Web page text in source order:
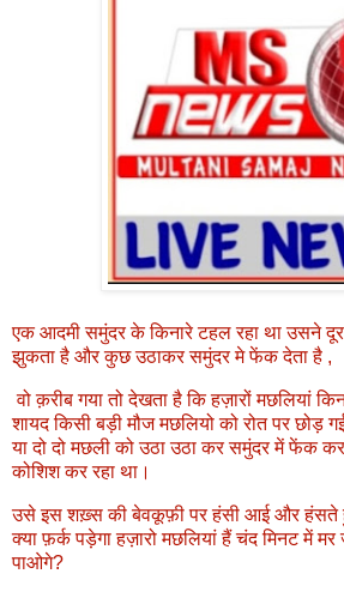
एक आदमी समुंदर के किनारे टहल रहा था उसने
झुकता है और कुछ उठाकर समुंदर मे फेंक देता है ,
वो क़रीब गया तो देखता है कि हज़ारों मछलियां
शायद किसी बड़ी मौज मछलियो को रोत पर छोड़
या दो दो मछली को उठा उठा कर समुंदर में फेंक
कोशिश कर रहा था।
उसे इस शख़्स की बेवकूफ़ी पर हंसी आई और हंसते
क्या फ़र्क पड़ेगा हज़ारो मछलियां हैं चंद मिनट में मर
पाओगे?